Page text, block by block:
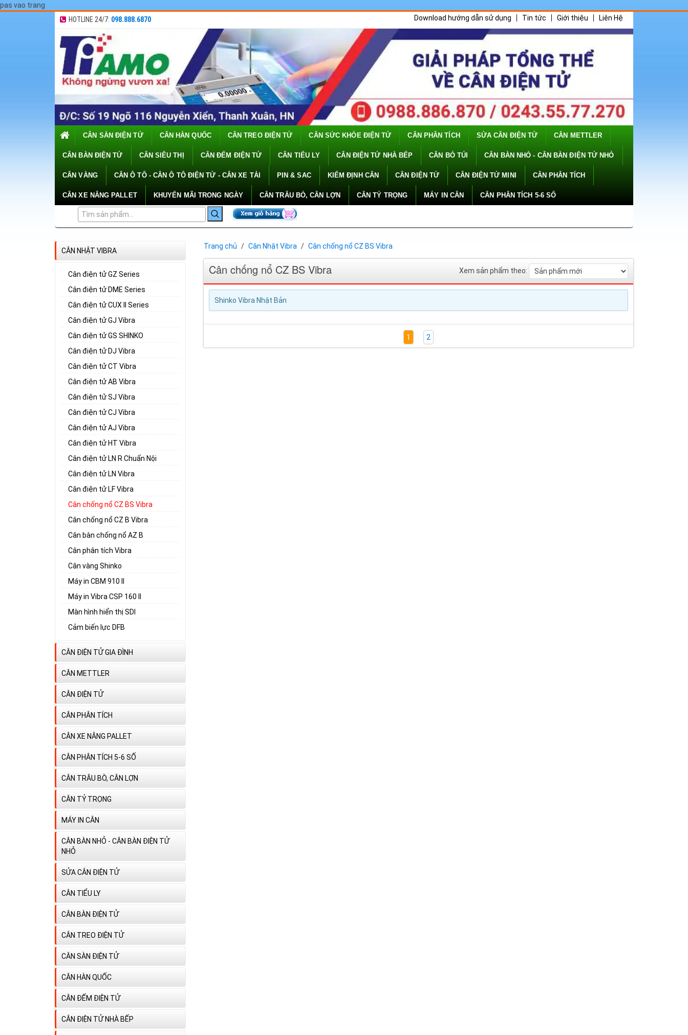
pas vao trang
HOTLINE 24/7: 098.888.6870 Download hướng dẫn sử dụng Tin tức Giới thiệu Liên Hệ
CÂN SÀN ĐIỆN TỬ CÂN HÀN QUỐC CÂN TREO ĐIỆN TỬ CÂN SỨC KHỎE ĐIỆN TỬ CÂN PHÂN TÍCH SỬA CÂN ĐIỆN TỬ CÂN METTLER
CÂN BÀN ĐIỆN TỬ CÂN SIÊU THỊ CÂN ĐẾM ĐIỆN TỬ CÂN TIỂU LY CÂN ĐIỆN TỬ NHÀ BẾP CÂN BỎ TÚI CÂN BÀN NHỎ - CÂN BÀN ĐIỆN TỬ NHỎ
CÂN VÀNG CÂN Ô TÔ - CÂN Ô TÔ ĐIỆN TỬ - CÂN XE TẢI PIN & SAC KIỂM ĐỊNH CÂN CÂN ĐIỆN TỬ CÂN ĐIỆN TỬ MINI CÂN PHÂN TÍCH
CÂN XE NÂNG PALLET KHUYẾN MÃI TRONG NGÀY CÂN TRÂU BÒ, CÂN LỢN CÂN TỶ TRỌNG MÁY IN CÂN CÂN PHÂN TÍCH 5-6 SỐ
CÂN NHẬT VIBRA
Cân điện tử GZ Series
Cân điện tử DME Series
Cân điện tử CUX II Series
Cân điện tử GJ Vibra
Cân điện tử GS SHINKO
Cân điện tử DJ Vibra
Cân điện tử CT Vibra
Cân điện tử AB Vibra
Cân điện tử SJ Vibra
Cân điện tử CJ Vibra
Cân điện tử AJ Vibra
Cân điện tử HT Vibra
Cân điện tử LN R Chuẩn Nội
Cân điện tử LN Vibra
Cân điện tử LF Vibra
Cân chống nổ CZ BS Vibra
Cân chống nổ CZ B Vibra
Cân bàn chống nổ AZ B
Cân phân tích Vibra
Cân vàng Shinko
Máy in CBM 910 II
Máy in Vibra CSP 160 II
Màn hình hiển thị SDI
Cảm biến lực DFB
CÂN ĐIỆN TỬ GIA ĐÌNH
CÂN METTLER
CÂN ĐIỆN TỬ
CÂN PHÂN TÍCH
CÂN XE NÂNG PALLET
CÂN PHÂN TÍCH 5-6 SỐ
CÂN TRÂU BÒ, CÂN LỢN
CÂN TỶ TRỌNG
MÁY IN CÂN
CÂN BÀN NHỎ - CÂN BÀN ĐIỆN TỬ
NHỎ
SỬA CÂN ĐIỆN TỬ
CÂN TIỂU LY
CÂN BÀN ĐIỆN TỬ
CÂN TREO ĐIỆN TỬ
CÂN SÀN ĐIỆN TỬ
CÂN HÀN QUỐC
CÂN ĐẾM ĐIỆN TỬ
CÂN ĐIỆN TỬ NHÀ BẾP
Trang chủ Cân Nhật Vibra Cân chống nổ CZ BS Vibra
Cân chống nổ CZ BS Vibra Xem sản phẩm theo:
Shinko Vibra Nhật Bản
1 2